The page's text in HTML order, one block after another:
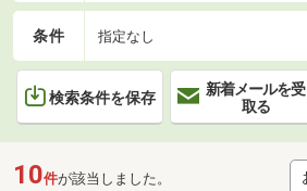
条件 指定なし
検索条件を保存
新着メールを受
取る
10件が該当しました。